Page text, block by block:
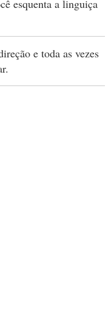
esquenta a linguiça
e toda as vezes